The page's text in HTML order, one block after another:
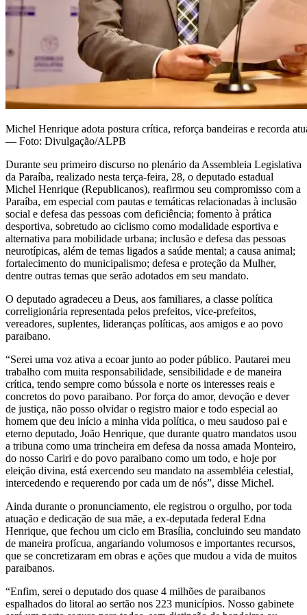
Michel Henrique adota postura crítica, reforça bandeiras e recorda
— Foto: Divulgação/ALPB
Durante seu primeiro discurso no plenário da Assembleia Legislativa
da Paraíba, realizado nesta terça-feira, 28, o deputado estadual
Michel Henrique (Republicanos), reafirmou seu compromisso com a
Paraíba, em especial com pautas e temáticas relacionadas à inclusão
social e defesa das pessoas com deficiência; fomento à prática
desportiva, sobretudo ao ciclismo como modalidade esportiva e
alternativa para mobilidade urbana; inclusão e defesa das pessoas
neurotípicas, além de temas ligados a saúde mental; a causa animal;
fortalecimento do municipalismo; defesa e proteção da Mulher,
dentre outras temas que serão adotados em seu mandato.
O deputado agradeceu a Deus, aos familiares, a classe política
correligionária representada pelos prefeitos, vice-prefeitos,
vereadores, suplentes, lideranças políticas, aos amigos e ao povo
paraibano.
“Serei uma voz ativa a ecoar junto ao poder público. Pautarei meu
trabalho com muita responsabilidade, sensibilidade e de maneira
crítica, tendo sempre como bússola e norte os interesses reais e
concretos do povo paraibano. Por força do amor, devoção e dever
de justiça, não posso olvidar o registro maior e todo especial ao
homem que deu início a minha vida política, o meu saudoso pai e
eterno deputado, João Henrique, que durante quatro mandatos usou
a tribuna como uma trincheira em defesa da nossa amada Monteiro,
do nosso Cariri e do povo paraibano como um todo, e hoje por
eleição divina, está exercendo seu mandato na assembléia celestial,
intercedendo e requerendo por cada um de nós”, disse Michel.
Ainda durante o pronunciamento, ele registrou o orgulho, por toda
atuação e dedicação de sua mãe, a ex-deputada federal Edna
Henrique, que fechou um ciclo em Brasília, concluindo seu mandato
de maneira profícua, angariando volumosos e importantes recursos,
que se concretizaram em obras e ações que mudou a vida de muitos
paraibanos.
“Enfim, serei o deputado dos quase 4 milhões de paraibanos
espalhados do litoral ao sertão nos 223 municípios. Nosso gabinete